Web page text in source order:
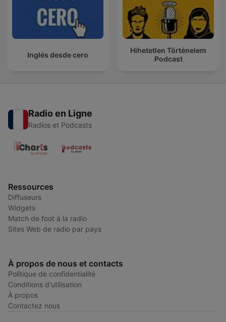
Inglés desde cero
Hihetetlen Történelem
Podcast
Radio en Ligne
Radios et Podcasts
Ressources
Diffuseurs
Widgets
Match de foot à la radio
Sites Web de radio par pays
À propos de nous et contacts
Politique de confidentialité
Conditions d'utilisation
À propos
Contactez nous